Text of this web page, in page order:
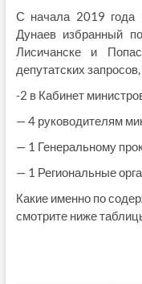
С начала 2019 года
Дунаев избранный
Лисичанске и
депутатских
-2 в Кабинет
— 4 руководителям
— 1 Генеральному
— 1 Региональные
Какие именно по
смотрите ниже